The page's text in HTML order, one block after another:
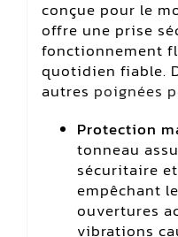
conçue pour le
offre une prise
fonctionnement
quotidien fiable.
autres poignées
Protection
tonneau
sécuritaire
empêchant
ouvertures
vibrations